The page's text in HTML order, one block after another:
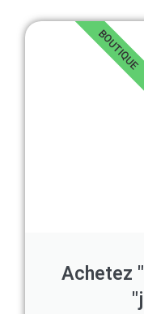
Achetez
BOUTIQUE